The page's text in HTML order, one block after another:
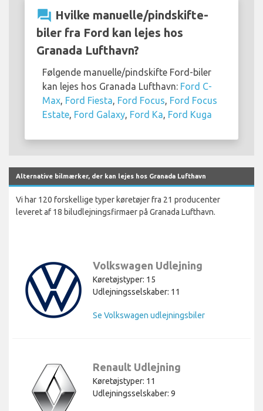
question_answer Hvilke manuelle/pindskifte-
biler fra Ford kan lejes hos
Granada Lufthavn?
Følgende manuelle/pindskifte Ford-biler
kan lejes hos Granada Lufthavn: Ford C-
Max Ford Fiesta Ford Focus Ford Focus
Estate Ford Galaxy Ford Ka Ford Kuga
Alternative bilmærker, der kan lejes hos Granada Lufthavn
Vi har 120 forskellige typer køretøjer fra 21 producenter
leveret af 18 biludlejningsfirmaer på Granada Lufthavn.
Volkswagen Udlejning
Køretøjstyper: 15
Udlejningsselskaber: 11
Se Volkswagen udlejningsbiler
Renault Udlejning
Køretøjstyper: 11
Udlejningsselskaber: 9